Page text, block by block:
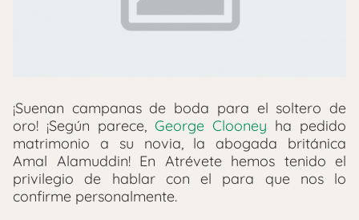
¡Suenan campanas de boda para el soltero de
oro! ¡Según parece, George Clooney ha pedido
matrimonio a su novia, la abogada británica
Amal Alamuddin! En Atrévete hemos tenido el
privilegio de hablar con el para que nos lo
confirme personalmente.